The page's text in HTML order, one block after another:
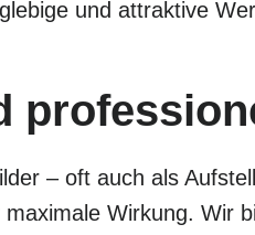
und attraktive
– oft auch als
Wirkung. Wir